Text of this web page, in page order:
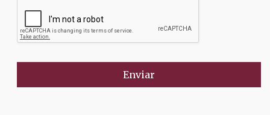
Enviar